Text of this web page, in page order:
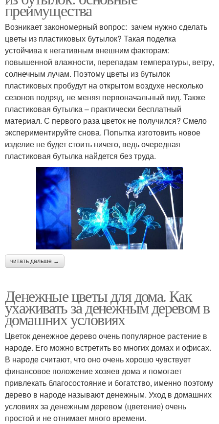
преимущества
Возникает закономерный вопрос: зачем нужно сделать
цветы из пластиковых бутылок? Такая поделка
устойчива к негативным внешним факторам:
повышенной влажности, перепадам температуры, ветру,
солнечным лучам. Поэтому цветы из бутылок
пластиковых пробудут на открытом воздухе несколько
сезонов подряд, не меняя первоначальный вид. Также
пластиковая бутылка – практически бесплатный
материал. С первого раза цветок не получился? Смело
экспериментируйте снова. Попытка изготовить новое
изделие не будет стоить ничего, ведь очередная
пластиковая бутылка найдется без труда.
читать дальше →
Денежные цветы для дома. Как
ухаживать за денежным деревом в
домашних условиях
Цветок денежное дерево очень популярное растение в
народе. Его можно встретить во многих домах и офисах.
В народе считают, что оно очень хорошо чувствует
финансовое положение хозяев дома и помогает
привлекать благосостояние и богатство, именно поэтому
дерево в народе называют денежным. Уход в домашних
условиях за денежным деревом (цветение) очень
простой и не отнимает много времени.